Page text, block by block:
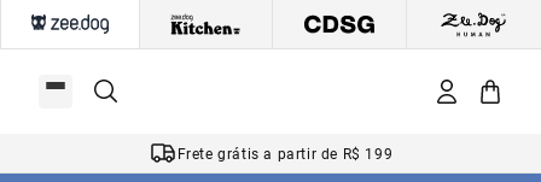
Frete grátis a partir de R$ 199